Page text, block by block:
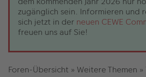
zugänglich sein. Informieren und
sich jetzt in der neuen CEWE
freuen uns auf Sie!
Foren-Übersicht » Weitere Themen »